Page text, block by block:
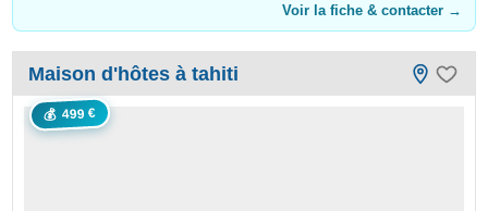
Voir la fiche & contacter →
💰 499 €
Maison d'hôtes à tahiti